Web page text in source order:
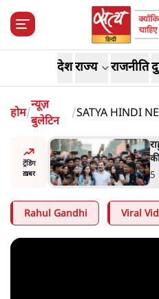
देशराज्य राजनीति
होम/
न्यूज़
बुलेटिन
/SATYA HINDI
ट्रेंडिंग
ख़बर
5
Rahul Gandhi Viral